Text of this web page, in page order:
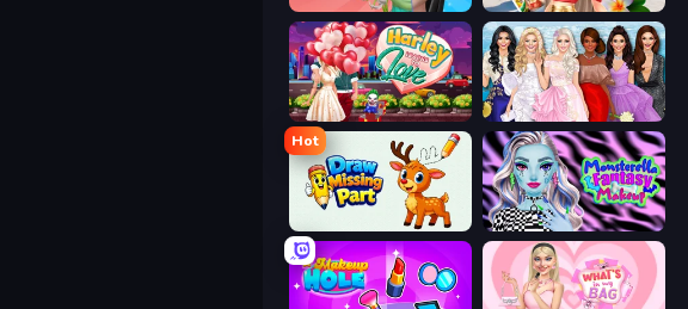
Monster Makeup 3D Travel with Me: ASMR Edition
Harley Learns To Love Model Dress Up Girl
Hot
Draw Missing Part | DOP Puzzle Monsterella Fantasy Makeup